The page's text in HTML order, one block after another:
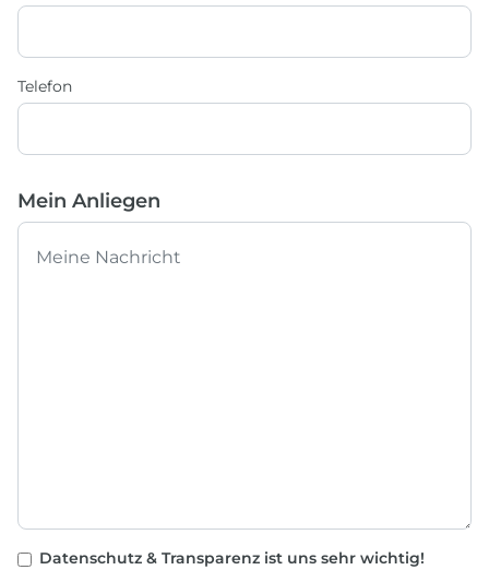
Telefon
Mein Anliegen
Datenschutz & Transparenz ist uns sehr wichtig!